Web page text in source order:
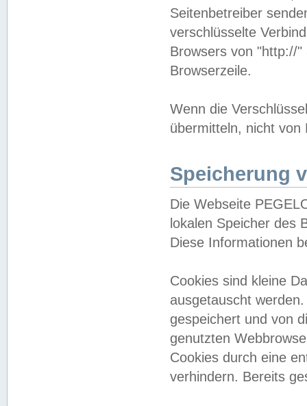
Seitenbetreiber
verschlüsselte
Browsers von "http://
Browserzeile.
Wenn die
übermitteln, nicht von
Speicherung
Die Webseite
lokalen Speicher des
Diese Informationen
Cookies sind kleine
ausgetauscht
gespeichert und von
genutzten
Cookies durch eine
verhindern. Bereits